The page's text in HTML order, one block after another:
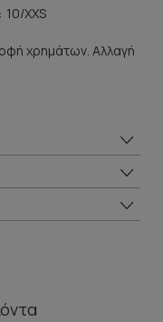
χρημάτων. Αλλαγή